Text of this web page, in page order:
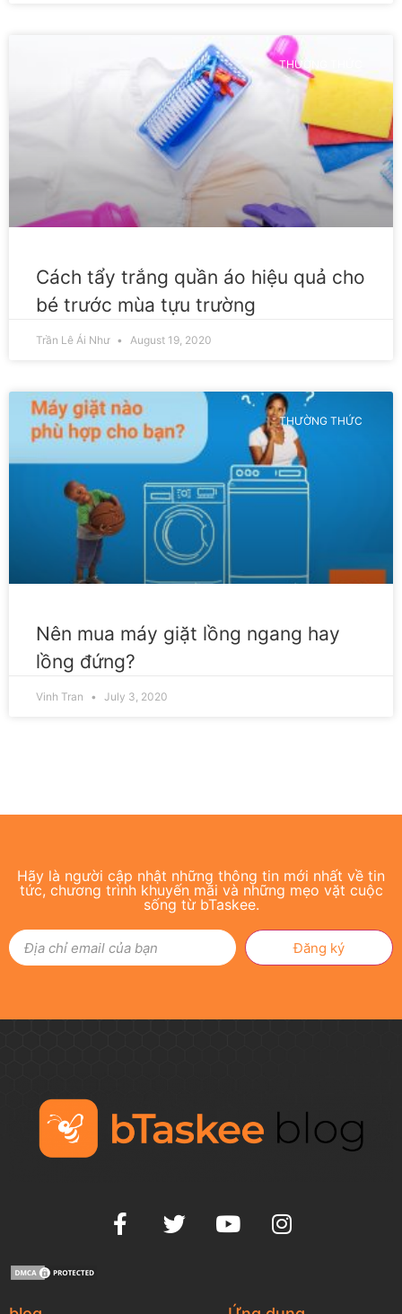
THƯỜNG THỨC
Cách tẩy trắng quần áo hiệu quả cho
bé trước mùa tựu trường
Trần Lê Ái Như August 19, 2020
THƯỜNG THỨC
Nên mua máy giặt lồng ngang hay
lồng đứng?
Vinh Tran July 3, 2020
Hãy là người cập nhật những thông tin mới nhất về tin
tức, chương trình khuyến mãi và những mẹo vặt cuộc
sống từ bTaskee.
Đăng ký